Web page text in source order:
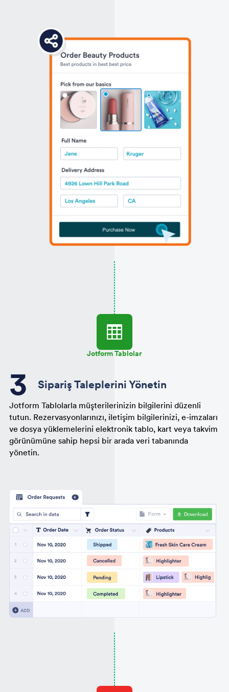
Jotform Tablolar
Sipariş Taleplerini Yönetin
Jotform Tablolarla müşterilerinizin bilgilerini düzenli
tutun. Rezervasyonlarınızı, iletişim bilgilerinizi, e-imzaları
ve dosya yüklemelerini elektronik tablo, kart veya takvim
görünümüne sahip hepsi bir arada veri tabanında
yönetin.